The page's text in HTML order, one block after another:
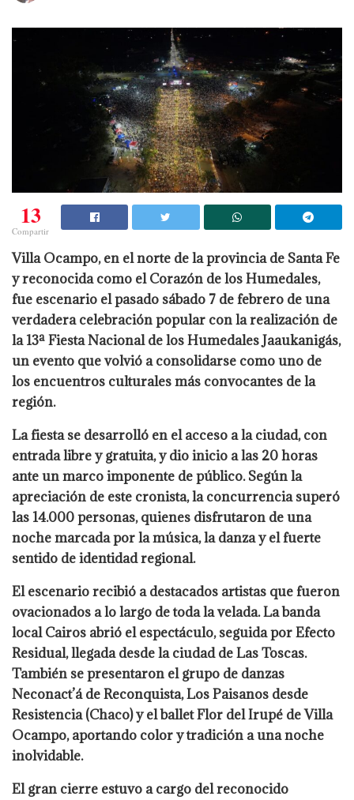
13
Compartir
Villa Ocampo, en el norte de la provincia de Santa Fe
y reconocida como el Corazón de los Humedales,
fue escenario el pasado sábado 7 de febrero de una
verdadera celebración popular con la realización de
la 13ª Fiesta Nacional de los Humedales Jaaukanigás,
un evento que volvió a consolidarse como uno de
los encuentros culturales más convocantes de la
región.
La fiesta se desarrolló en el acceso a la ciudad, con
entrada libre y gratuita, y dio inicio a las 20 horas
ante un marco imponente de público. Según la
apreciación de este cronista, la concurrencia superó
las 14.000 personas, quienes disfrutaron de una
noche marcada por la música, la danza y el fuerte
sentido de identidad regional.
El escenario recibió a destacados artistas que fueron
ovacionados a lo largo de toda la velada. La banda
local Cairos abrió el espectáculo, seguida por Efecto
Residual, llegada desde la ciudad de Las Toscas.
También se presentaron el grupo de danzas
Neconact’á de Reconquista, Los Paisanos desde
Resistencia (Chaco) y el ballet Flor del Irupé de Villa
Ocampo, aportando color y tradición a una noche
inolvidable.
El gran cierre estuvo a cargo del reconocido